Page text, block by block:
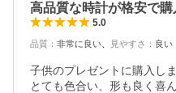
動画は室内のLED照明の光
文字盤のキレイさが味わえま
高品質な時計が格安で購
5.0
品質 ： 非常に良い 見やすさ ： 良い
子供のプレゼントに購入しま
とても色合い、形も良く喜